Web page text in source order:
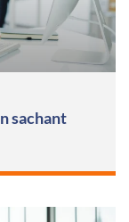
sachant